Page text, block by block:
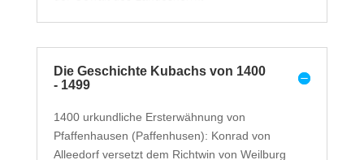
Die Geschichte Kubachs von 1400
- 1499
1400 urkundliche Ersterwähnung von
Pfaffenhausen (Paffenhusen): Konrad von
Alleedorf versetzt dem Richtwin von Weilburg